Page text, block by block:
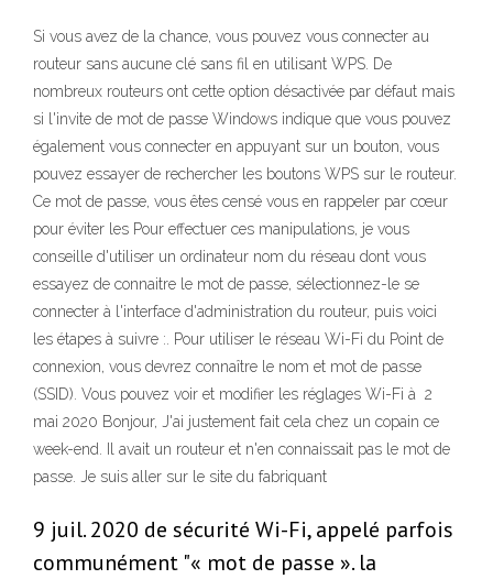
Si vous avez de la chance, vous pouvez vous connecter au
routeur sans aucune clé sans fil en utilisant WPS. De
nombreux routeurs ont cette option désactivée par défaut mais
si l'invite de mot de passe Windows indique que vous pouvez
également vous connecter en appuyant sur un bouton, vous
pouvez essayer de rechercher les boutons WPS sur le routeur.
Ce mot de passe, vous êtes censé vous en rappeler par cœur
pour éviter les Pour effectuer ces manipulations, je vous
conseille d'utiliser un ordinateur nom du réseau dont vous
essayez de connaitre le mot de passe, sélectionnez-le se
connecter à l'interface d'administration du routeur, puis voici
les étapes à suivre :. Pour utiliser le réseau Wi-Fi du Point de
connexion, vous devrez connaître le nom et mot de passe
(SSID). Vous pouvez voir et modifier les réglages Wi-Fi à 2
mai 2020 Bonjour, J'ai justement fait cela chez un copain ce
week-end. Il avait un routeur et n'en connaissait pas le mot de
passe. Je suis aller sur le site du fabriquant
9 juil. 2020 de sécurité Wi-Fi, appelé parfois
communément "« mot de passe ». la